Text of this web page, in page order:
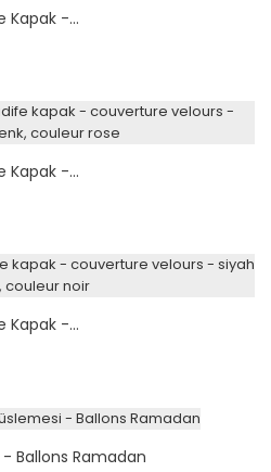
Kapak -...
Kapak -...
Kapak -...
Ballons Ramadan